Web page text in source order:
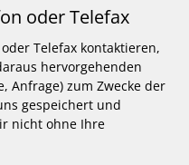
oder Telefax
Telefax kontaktieren,
hervorgehenden
Anfrage) zum Zwecke der
gespeichert und
nicht ohne Ihre